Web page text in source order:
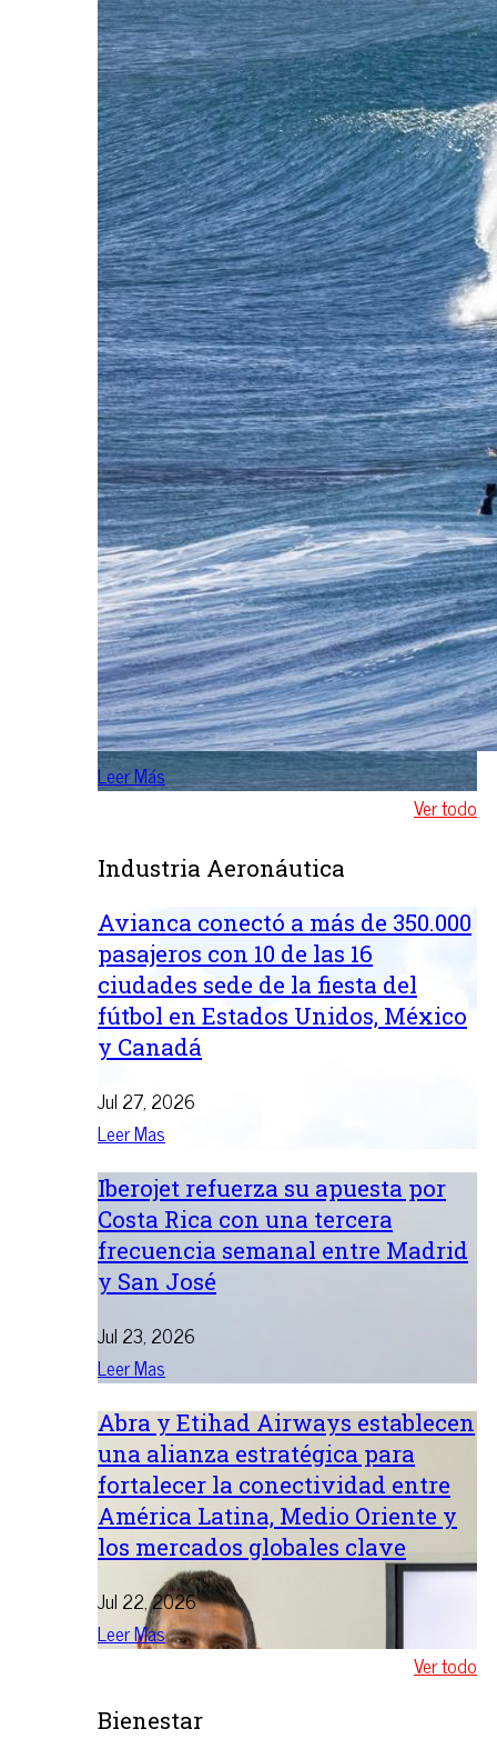
Leer Más
Ver todo
Industria Aeronáutica
Avianca conectó a más de 350.000
pasajeros con 10 de las 16
ciudades sede de la fiesta del
fútbol en Estados Unidos, México
y Canadá
Jul 27, 2026
Leer Mas
Iberojet refuerza su apuesta por
Costa Rica con una tercera
frecuencia semanal entre Madrid
y San José
Jul 23, 2026
Leer Mas
Abra y Etihad Airways establecen
una alianza estratégica para
fortalecer la conectividad entre
América Latina, Medio Oriente y
los mercados globales clave
Jul 22, 2026
Leer Mas
Ver todo
Bienestar